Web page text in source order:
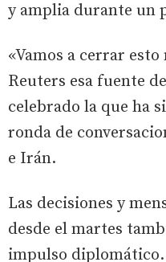
y amplia durante un
«Vamos a cerrar
Reuters esa fuente
celebrado la que ha
ronda de
e Irán.
Las decisiones y
desde el martes
impulso